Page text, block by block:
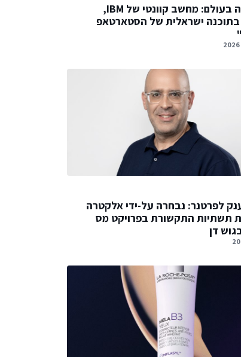
לראשונה בעולם: מחשב קוונטי של IBM,
בתוכנה ישראלית של הסטארטאפ
לפרטנר: נבחרה על-ידי אלקטרה
תשתיות התקשורת בפרויקט מס
דן